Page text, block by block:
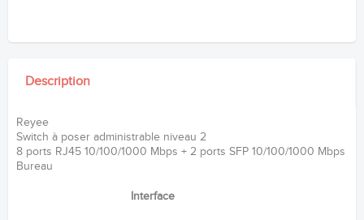
Description
Reyee
Switch à poser administrable niveau 2
8 ports RJ45 10/100/1000 Mbps + 2 ports SFP 10/100/1000 Mbps
Bureau
Interface